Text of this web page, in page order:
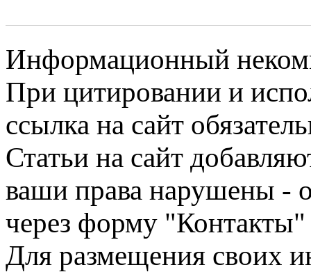
Информационный
При цитировании и
ссылка на сайт
Статьи на сайт
ваши права нарушены -
через форму "Контакты"
Для размещения своих